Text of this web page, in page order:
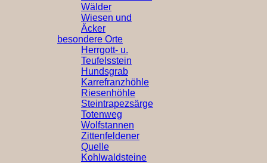
Wälder
Wiesen und
Äcker
besondere Orte
Herrgott- u.
Teufelsstein
Hundsgrab
Karrefranzhöhle
Riesenhöhle
Steintrapezsärge
Totenweg
Wolfstannen
Zittenfeldener
Quelle
Kohlwaldsteine